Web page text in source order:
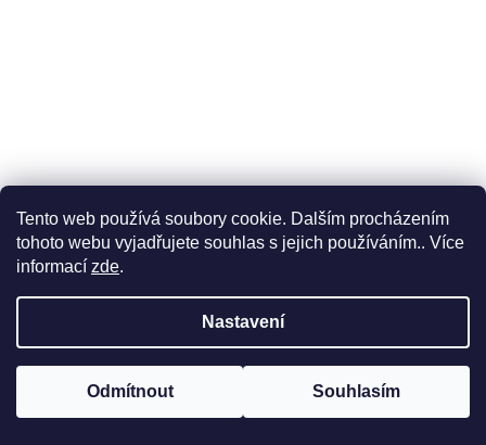
Tento web používá soubory cookie. Dalším procházením
tohoto webu vyjadřujete souhlas s jejich používáním.. Více
informací zde.
Nastavení
Odmítnout Souhlasím
Včelařka, jak začít s chovem včel - zlevněné